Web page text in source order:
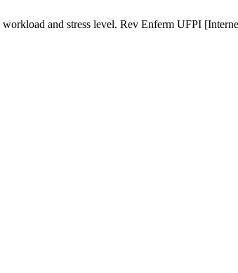
and stress level. Rev Enferm UFPI